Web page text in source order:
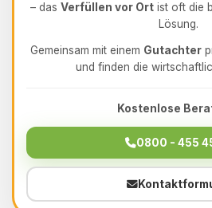
– das Verfüllen vor Ort ist oft die
Lösung.
Gemeinsam mit einem Gutachter
und finden die
Kostenlose
0800 - 455